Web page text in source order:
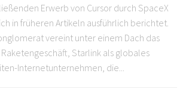
Erwerb von Cursor durch SpaceX
in früheren Artikeln ausführlich berichtet.
vereint unter einem Dach das
Starlink als globales
Internetunternehmen, die...